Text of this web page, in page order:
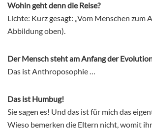
Wohin geht denn die Reise?
Lichte: Kurz gesagt: „Vom Menschen zum
Abbildung oben).
Der Mensch steht am Anfang der
Das ist Anthroposophie …
Das ist Humbug!
Sie sagen es! Und das ist für mich das
Wieso bemerken die Eltern nicht, womit